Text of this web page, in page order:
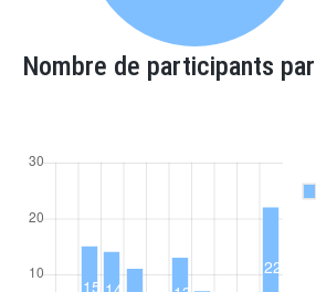
Nombre de participants